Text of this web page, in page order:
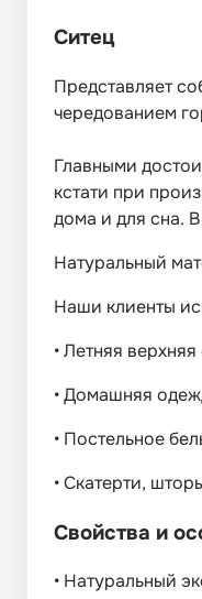
Ситец
Представляет
чередованием
Главными
кстати при
дома и для сна.
Натуральный
Наши клиенты
•Летняя
•Домашняя
• Постельное
•Скатерти,
Свойства и
• Натуральный